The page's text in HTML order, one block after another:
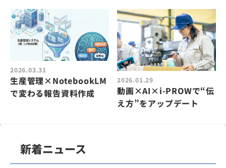
2026.03.31
生産管理×NotebookLM
で変わる報告資料作成
2026.01.29
動画×AI×i-PROWで“伝
え方”をアップデート
新着ニュース